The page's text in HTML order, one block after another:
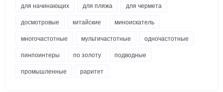
для начинающих
для пляжа
для чермета
досмотровые
китайские
миноискатель
многочастотные
мультичастотные
одночастотные
пинпоинтеры
по золоту
подводные
промышленные
раритет